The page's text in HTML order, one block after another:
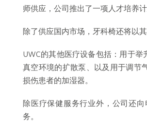
师供应，公司推出了一项人才培养
除了供应国内市场，牙科椅还将以
UWC的其他医疗设备包括：用于
真空环境的扩散泵、以及用于调节
损伤患者的加湿器。
除医疗保健服务行业外，公司还
务。